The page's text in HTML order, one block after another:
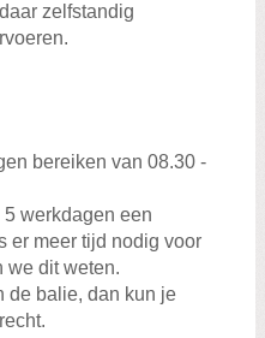
zelfstandig
bereiken van 08.30 -
werkdagen een
er meer tijd nodig voor
we dit weten.
de balie, dan kun je